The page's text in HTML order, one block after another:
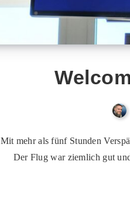
Mit mehr als fünf Stunden
Der Flug war ziemlich gut